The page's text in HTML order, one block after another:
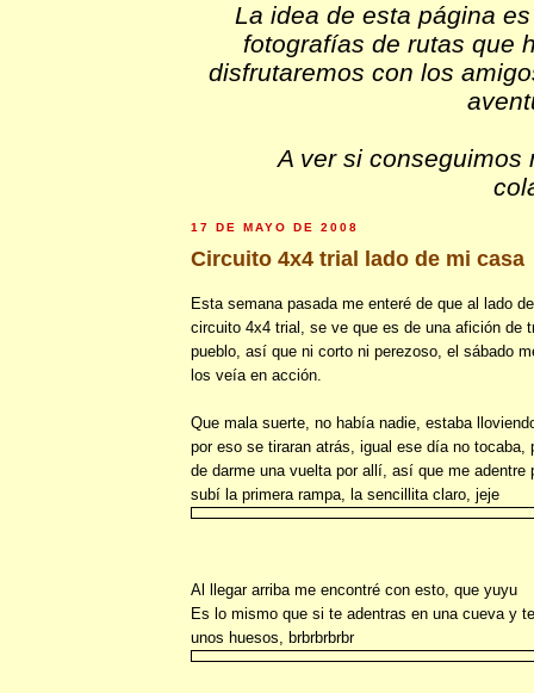
La idea de esta página
fotografías de rutas que
disfrutaremos con los
A ver si conseguimos
17 DE MAYO DE 2008
Circuito 4x4 trial lado de mi casa
Esta semana pasada me enteré de que al lado
circuito 4x4 trial, se ve que es de una afición de
pueblo, así que ni corto ni perezoso, el sábado
los veía en acción.
Que mala suerte, no había nadie, estaba
por eso se tiraran atrás, igual ese día no tocaba,
de darme una vuelta por allí, así que me adentre
subí la primera rampa, la sencillita claro, jeje
Al llegar arriba me encontré con esto, que yuyu
Es lo mismo que si te adentras en una cueva y
unos huesos, brbrbrbrbr